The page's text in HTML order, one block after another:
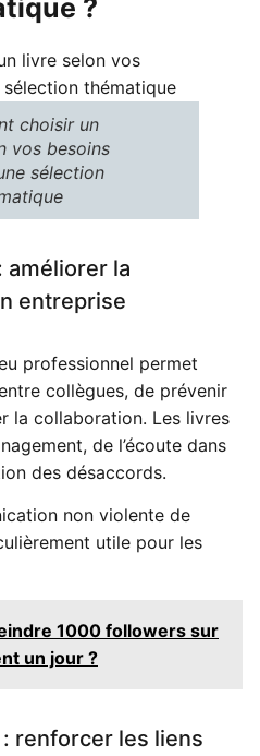
?
choisir un
vos besoins
sélection
améliorer la
entreprise
professionnel permet
collègues, de prévenir
la collaboration. Les livres
de l’écoute dans
des désaccords.
non violente de
utile pour les
1000 followers sur
un jour ?
renforcer les liens